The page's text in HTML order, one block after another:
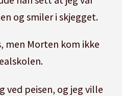
og smiler i skjegget.
men Morten kom ikke
ved peisen, og jeg ville